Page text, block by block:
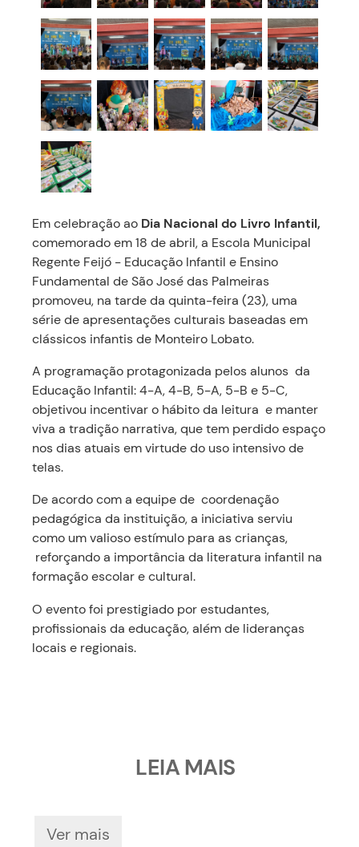
Em celebração ao Dia Nacional do Livro Infantil,
comemorado em 18 de abril, a Escola Municipal
Regente Feijó - Educação Infantil e Ensino
Fundamental de São José das Palmeiras
promoveu, na tarde da quinta-feira (23), uma
série de apresentações culturais baseadas em
clássicos infantis de Monteiro Lobato.
A programação protagonizada pelos alunos da
Educação Infantil: 4-A, 4-B, 5-A, 5-B e 5-C,
objetivou incentivar o hábito da leitura e manter
viva a tradição narrativa, que tem perdido espaço
nos dias atuais em virtude do uso intensivo de
telas.
De acordo com a equipe de coordenação
pedagógica da instituição, a iniciativa serviu
como um valioso estímulo para as crianças,
reforçando a importância da literatura infantil na
formação escolar e cultural.
O evento foi prestigiado por estudantes,
profissionais da educação, além de lideranças
locais e regionais.
LEIA MAIS
Ver mais